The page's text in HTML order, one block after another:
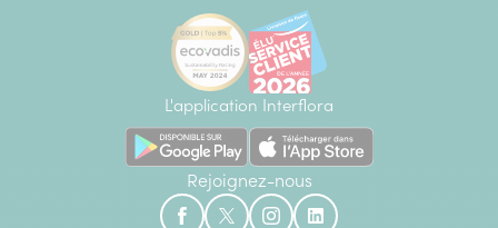
L'application Interflora
Rejoignez-nous